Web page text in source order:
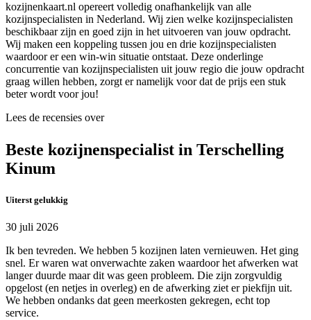
kozijnenkaart.nl opereert volledig onafhankelijk van alle
kozijnspecialisten in Nederland. Wij zien welke kozijnspecialisten
beschikbaar zijn en goed zijn in het uitvoeren van jouw opdracht.
Wij maken een koppeling tussen jou en drie kozijnspecialisten
waardoor er een win-win situatie ontstaat. Deze onderlinge
concurrentie van kozijnspecialisten uit jouw regio die jouw opdracht
graag willen hebben, zorgt er namelijk voor dat de prijs een stuk
beter wordt voor jou!
Lees de recensies over
Beste kozijnenspecialist in Terschelling
Kinum
Uiterst gelukkig
30 juli 2026
Ik ben tevreden. We hebben 5 kozijnen laten vernieuwen. Het ging
snel. Er waren wat onverwachte zaken waardoor het afwerken wat
langer duurde maar dit was geen probleem. Die zijn zorgvuldig
opgelost (en netjes in overleg) en de afwerking ziet er piekfijn uit.
We hebben ondanks dat geen meerkosten gekregen, echt top
service.